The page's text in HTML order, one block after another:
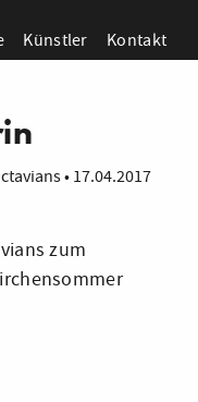
Künstler Kontakt
•17.04.2017
zum